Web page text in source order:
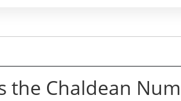
the Chaldean